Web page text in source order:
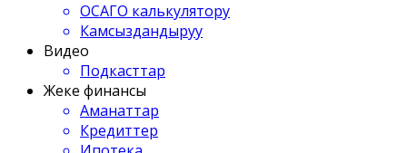
ОСАГО калькулятору
Камсыздандыруу
Видео
Подкасттар
Жеке финансы
Аманаттар
Кредиттер